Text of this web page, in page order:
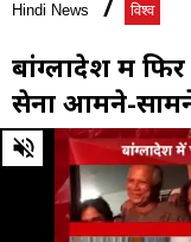
Hindi News विश्व
बांग्लादेश में
सेना आमने-
0
of
minutes,
seconds